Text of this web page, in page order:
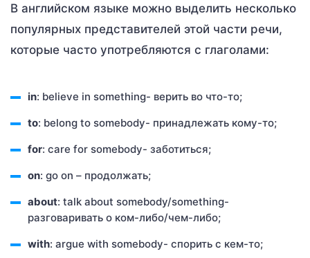
В английском языке можно выделить несколько
популярных представителей этой части речи,
которые часто употребляются с глаголами:
in: believe in something- верить во что-то;
to: belong to somebody- принадлежать кому-то;
for: care for somebody- заботиться;
on: go on – продолжать;
about: talk about somebody/something-
разговаривать о ком-либо/чем-либо;
with: argue with somebody- спорить с кем-то;